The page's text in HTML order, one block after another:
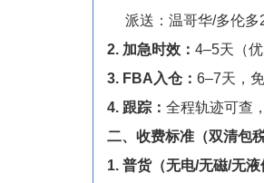
派送：温哥华/多伦多
2. 加急时效： 4–5天（优
3. FBA入仓： 6–7天，
4. 跟踪： 全程轨迹可查
二、收费标准（双清包
1. 普货（无电/无磁/无液